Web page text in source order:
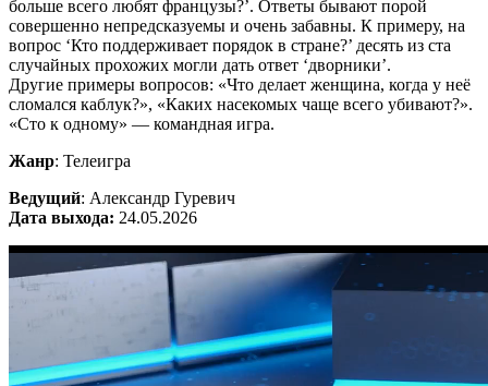
больше всего любят французы?’. Ответы бывают порой
совершенно непредсказуемы и очень забавны. К примеру, на
вопрос ‘Кто поддерживает порядок в стране?’ десять из ста
случайных прохожих могли дать ответ ‘дворники’.
Другие примеры вопросов: «Что делает женщина, когда у неё
сломался каблук?», «Каких насекомых чаще всего убивают?».
«Сто к одному» — командная игра.
Жанр: Телеигра
Ведущий: Александр Гуревич
Дата выхода: 24.05.2026